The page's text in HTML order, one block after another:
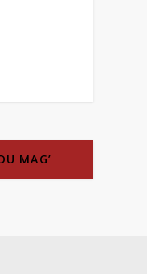
MAG’